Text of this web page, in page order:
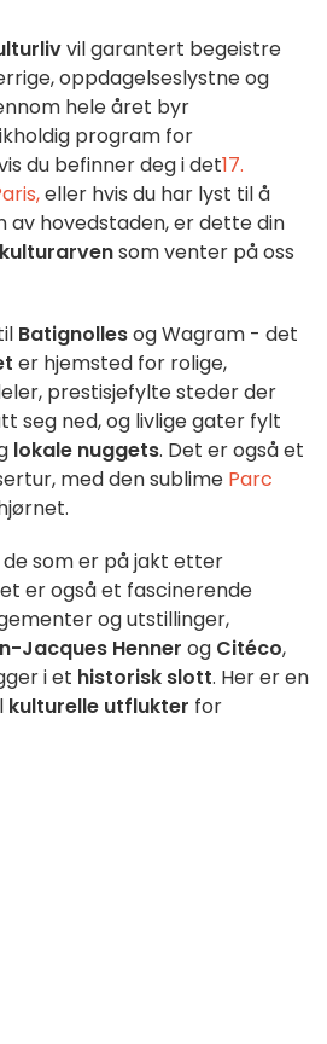
vil garantert begeistre
oppdagelseslystne og
hele året byr
program for
du befinner deg i det17.
eller hvis du har lyst til å
av hovedstaden, er dette din
kulturarvensom venter på oss
Batignollesog Wagram - det
er hjemsted for rolige,
prestisjefylte steder der
seg ned, og livlige gater fylt
lokale nuggets. Det er også et
med den sublime Parc
som er på jakt etter
er også et fascinerende
og utstillinger,
Jacques Henner og Citéco,
i et historisk slott. Her er en
kulturelle utflukter for